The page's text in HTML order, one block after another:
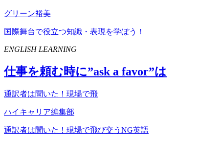
グリーン裕美
国際舞台で役立つ知識・表現を学ぼう！
ENGLISH LEARNING
仕事を頼む時に”ask a favor”は
通訳者は聞いた！現場で飛
ハイキャリア編集部
通訳者は聞いた！現場で飛び交うNG英語